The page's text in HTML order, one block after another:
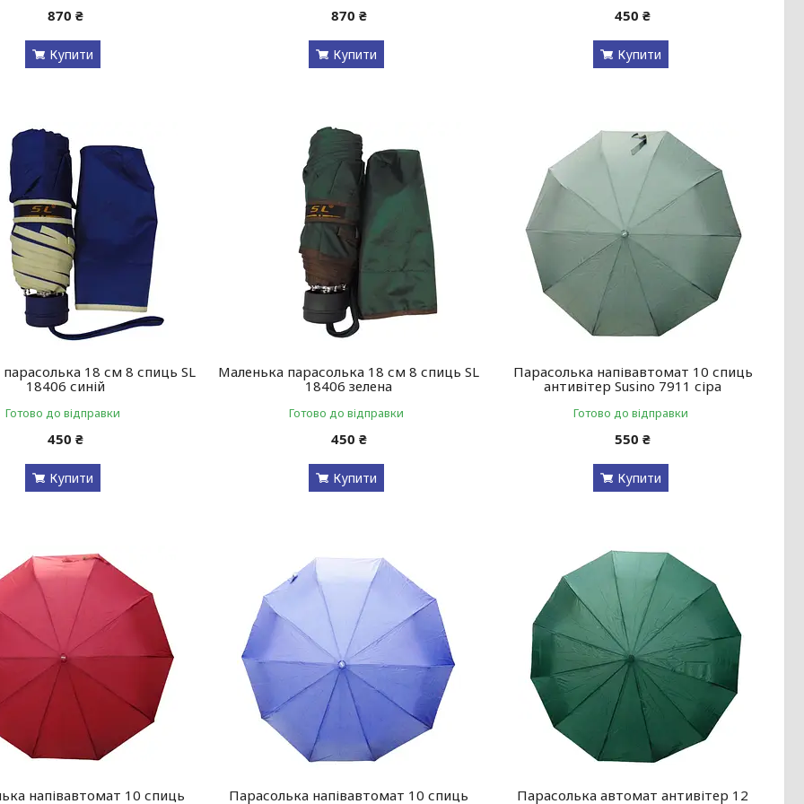
870 ₴
Купити
870 ₴
Купити
450 ₴
Купити
18 см 8 спиць SL
18406 синій
Готово до відправки
450 ₴
Купити
Маленька парасолька 18 см 8 спиць SL
18406 зелена
Готово до відправки
450 ₴
Купити
Парасолька напівавтомат 10 спиць
антивітер Susino 7911 сіра
Готово до відправки
550 ₴
Купити
напівавтомат 10 спиць
Парасолька напівавтомат 10 спиць
Парасолька автомат антивітер 12